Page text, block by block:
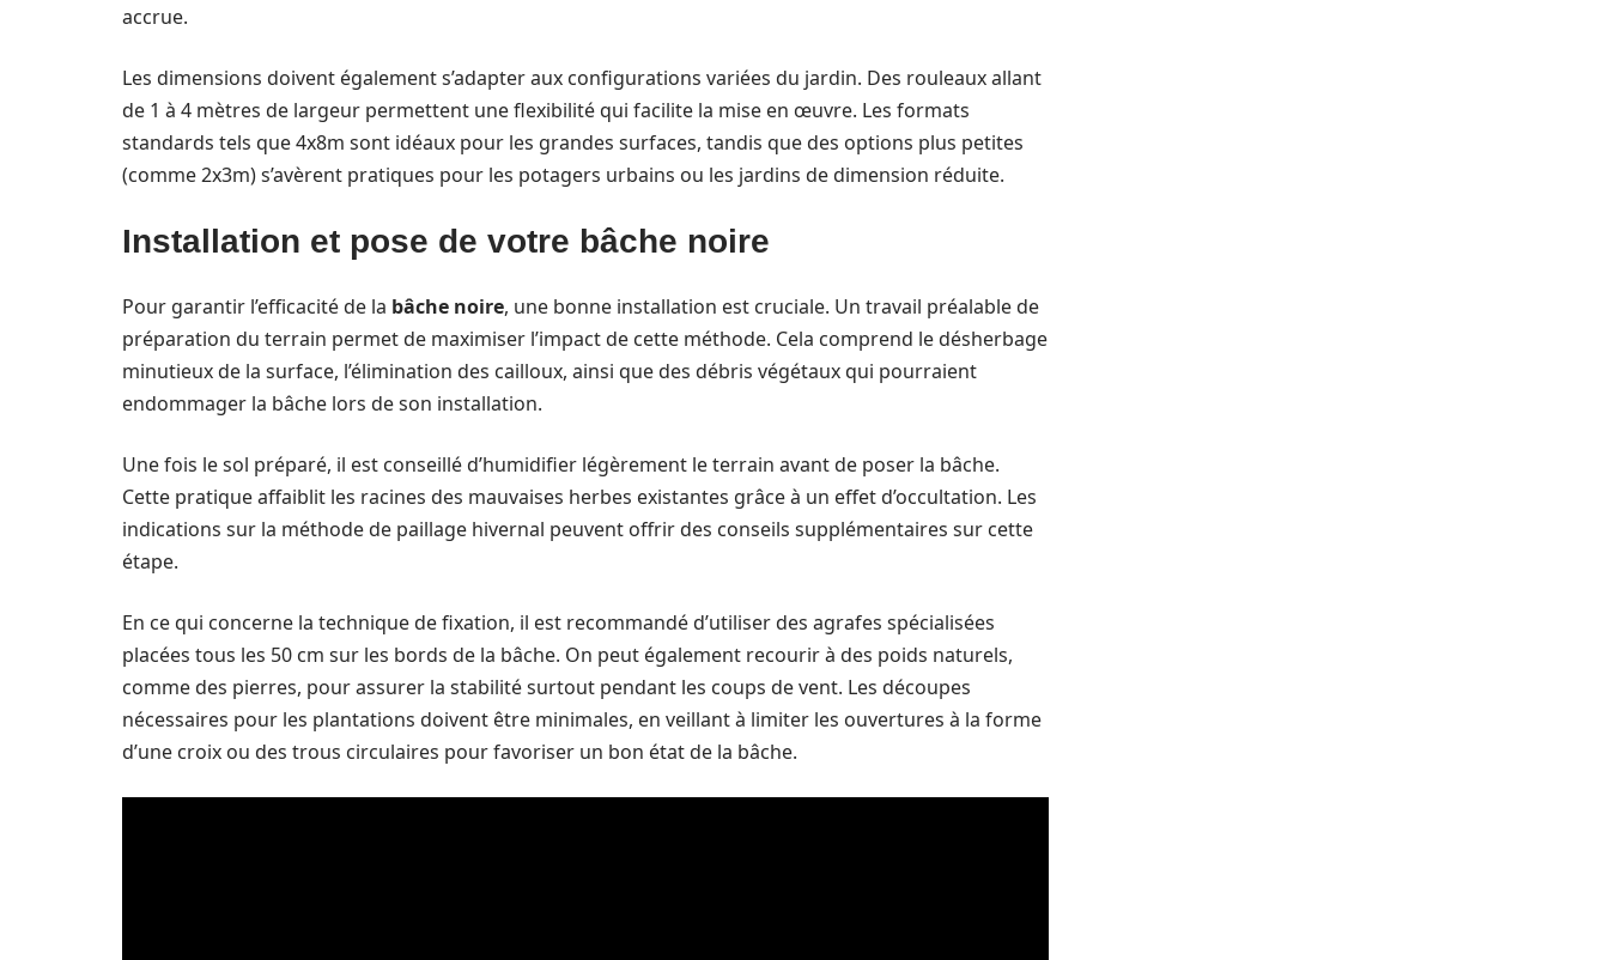
accrue.
Les dimensions doivent également s’adapter aux configurations variées du jardin. Des rouleaux allant
de 1 à 4 mètres de largeur permettent une flexibilité qui facilite la mise en œuvre. Les formats
standards tels que 4x8m sont idéaux pour les grandes surfaces, tandis que des options plus petites
(comme 2x3m) s’avèrent pratiques pour les potagers urbains ou les jardins de dimension réduite.
Installation et pose de votre bâche noire
Pour garantir l’efficacité de la bâche noire, une bonne installation est cruciale. Un travail préalable de
préparation du terrain permet de maximiser l’impact de cette méthode. Cela comprend le désherbage
minutieux de la surface, l’élimination des cailloux, ainsi que des débris végétaux qui pourraient
endommager la bâche lors de son installation.
Une fois le sol préparé, il est conseillé d’humidifier légèrement le terrain avant de poser la bâche.
Cette pratique affaiblit les racines des mauvaises herbes existantes grâce à un effet d’occultation. Les
indications sur la méthode de paillage hivernal peuvent offrir des conseils supplémentaires sur cette
étape.
En ce qui concerne la technique de fixation, il est recommandé d’utiliser des agrafes spécialisées
placées tous les 50 cm sur les bords de la bâche. On peut également recourir à des poids naturels,
comme des pierres, pour assurer la stabilité surtout pendant les coups de vent. Les découpes
nécessaires pour les plantations doivent être minimales, en veillant à limiter les ouvertures à la forme
d’une croix ou des trous circulaires pour favoriser un bon état de la bâche.